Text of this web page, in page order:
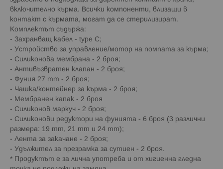
включително кърма. Всички компоненти, влизащи в
контакт с кърмата, могат да се стерилизират.
Комплектът съдържа:
- Захранващ кабел - type C;
- Устройство за управление/мотор на помпата за кърма;
- Силиконова мембрана - 2 броя;
- Антивъзвратен клапан - 2 броя;
- Фуния 27 mm - 2 броя;
- Чашка/контейнер за кърма - 2 броя;
- Мембранен капак - 2 броя
- Силиконов маркуч - 2 броя;
- Силиконови редуктори на фунията - 6 броя (3 различни
размера: 19 mm, 21 mm и 24 mm);
- Лента за закачане - 2 броя;
- Удължител за презрамка за сутиен - 2 броя.
* Продуктът е за лична употреба и от хигиенна гледна